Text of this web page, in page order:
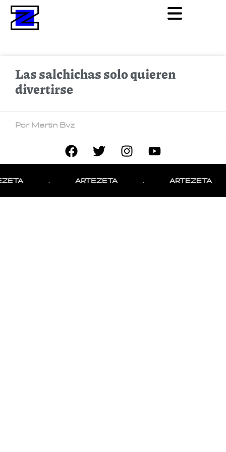
Las salchichas solo quieren
divertirse
Por Martin Bvz
ARTEZETA ARTEZETA